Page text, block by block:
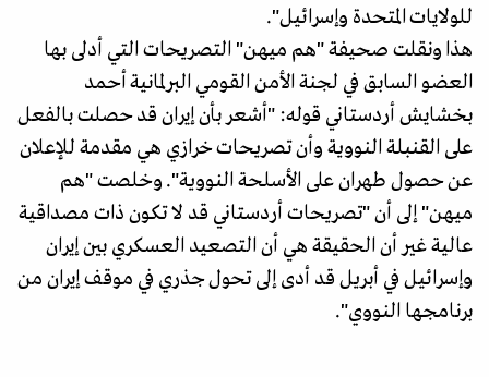
للولايات المتحدة وإسرائيل".
هذا ونقلت صحيفة "هم ميهن" التصريحات التي أدلى بها
العضو السابق في لجنة الأمن القومي البرلمانية أحمد
بخشايش أردستاني قوله: "أشعر بأن إيران قد حصلت بالفعل
على القنبلة النووية وأن تصريحات خرازي هي مقدمة للإعلان
عن حصول طهران على الأسلحة النووية". وخلصت "هم
ميهن" إلى أن "تصريحات أردستاني قد لا تكون ذات مصداقية
عالية غير أن الحقيقة هي أن التصعيد العسكري بين إيران
وإسرائيل في أبريل قد أدى إلى تحول جذري في موقف إيران من
برنامجها النووي".